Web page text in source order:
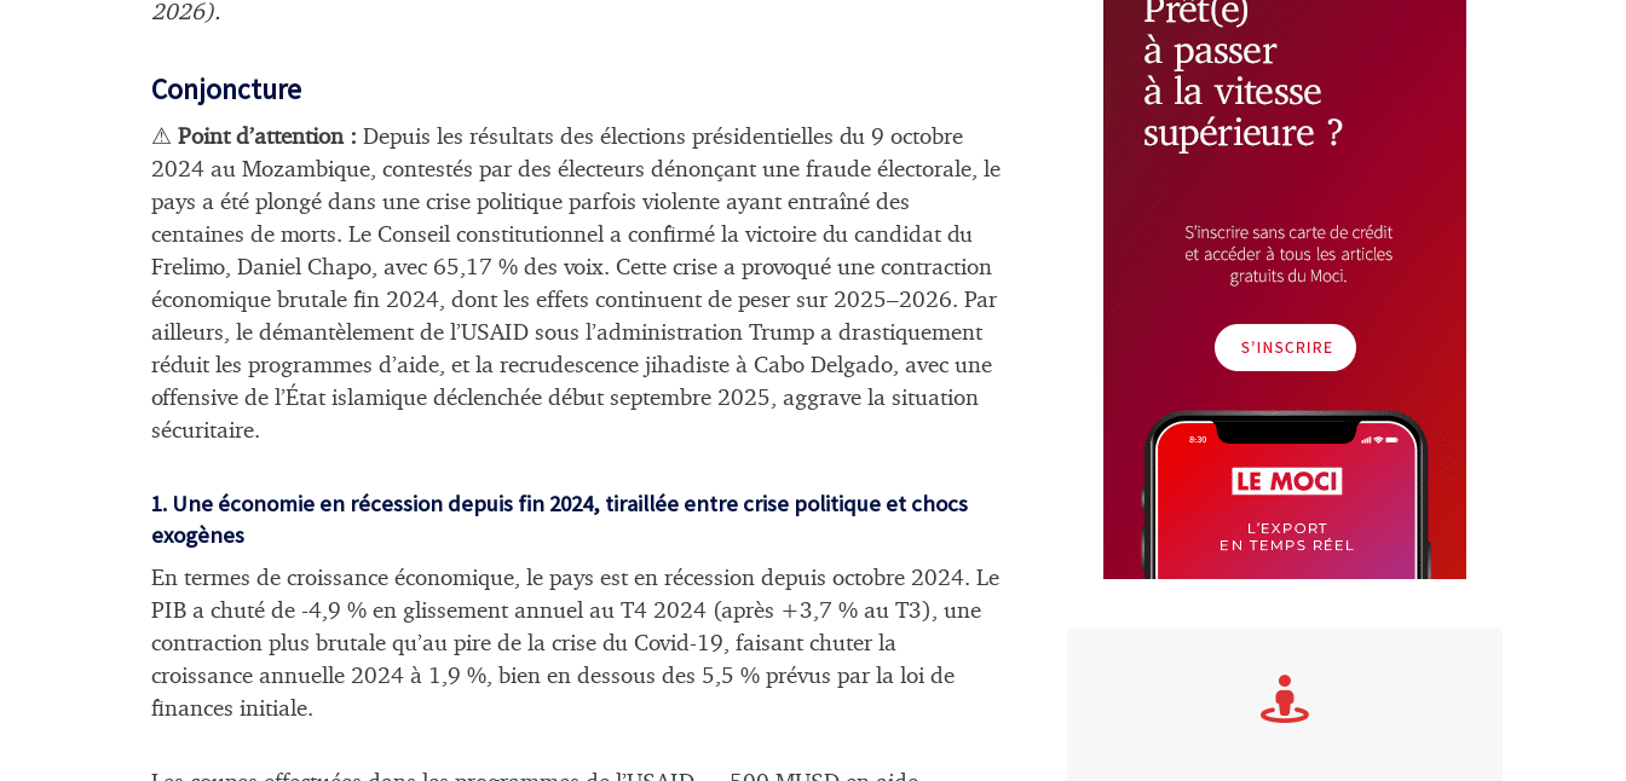
2026).
Conjoncture
⚠ Point d’attention : Depuis les résultats des élections présidentielles du 9 octobre
2024 au Mozambique, contestés par des électeurs dénonçant une fraude électorale, le
pays a été plongé dans une crise politique parfois violente ayant entraîné des
centaines de morts. Le Conseil constitutionnel a confirmé la victoire du candidat du
Frelimo, Daniel Chapo, avec 65,17 % des voix. Cette crise a provoqué une contraction
économique brutale fin 2024, dont les effets continuent de peser sur 2025–2026. Par
ailleurs, le démantèlement de l’USAID sous l’administration Trump a drastiquement
réduit les programmes d’aide, et la recrudescence jihadiste à Cabo Delgado, avec une
offensive de l’État islamique déclenchée début septembre 2025, aggrave la situation
sécuritaire.
1. Une économie en récession depuis fin 2024, tiraillée entre crise politique et chocs
exogènes
En termes de croissance économique, le pays est en récession depuis octobre 2024. Le
PIB a chuté de -4,9 % en glissement annuel au T4 2024 (après +3,7 % au T3), une
contraction plus brutale qu’au pire de la crise du Covid-19, faisant chuter la
croissance annuelle 2024 à 1,9 %, bien en dessous des 5,5 % prévus par la loi de
finances initiale.